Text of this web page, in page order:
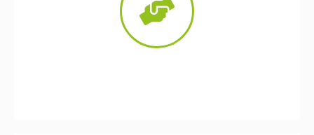
Prozessbegleitung bei der
Einführung des FREI DAY